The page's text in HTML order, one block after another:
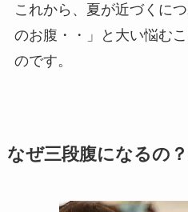
これから、夏が近づくに
のお腹・・」と大い悩む
のです。
なぜ三段腹になるの